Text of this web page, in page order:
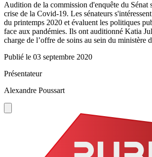
Audition de la commission d'enquête du Sénat
crise de la Covid-19. Les sénateurs
du printemps 2020 et évaluent les politiques
face aux pandémies. Ils ont auditionné Katia
charge de l’offre de soins au sein du ministère
Publié le 03 septembre 2020
Présentateur
Alexandre Poussart